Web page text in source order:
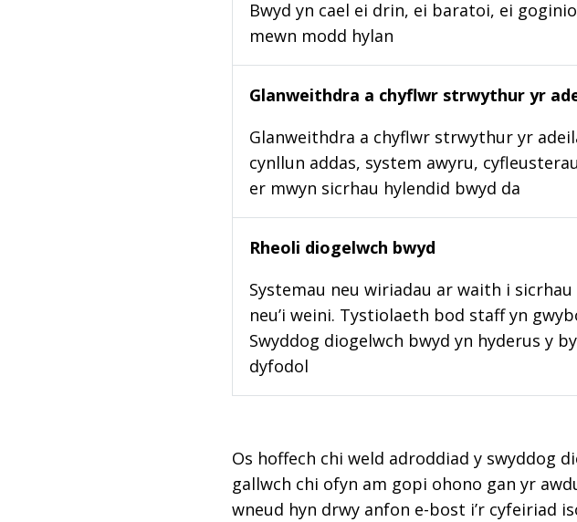
Bwyd yn cael ei drin, ei baratoi, ei
mewn modd hylan
Glanweithdra a chyflwr strwythur yr
Glanweithdra a chyflwr strwythur yr
cynllun addas, system awyru,
er mwyn sicrhau hylendid bwyd da
Rheoli diogelwch bwyd
Systemau neu wiriadau ar waith i
neu’i weini. Tystiolaeth bod staff yn
Swyddog diogelwch bwyd yn hyderus y
dyfodol
Os hoffech chi weld adroddiad y swyddog
gallwch chi ofyn am gopi ohono gan yr
wneud hyn drwy anfon e-bost i’r cyfeiriad